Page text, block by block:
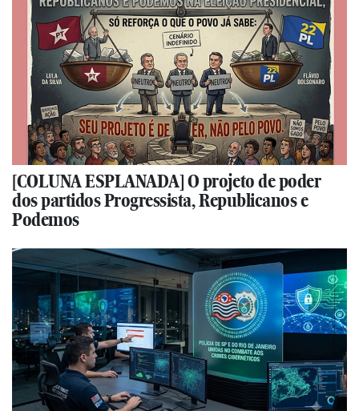
[COLUNA ESPLANADA] O projeto de poder
dos partidos Progressista, Republicanos e
Podemos